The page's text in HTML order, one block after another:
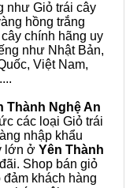
như Giỏ trái cây
hồng trắng
chính hãng uy
như Nhật Bản,
Việt Nam,
Thành Nghệ An
các loại Giỏ trái
nhập khẩu
lớn ở Yên Thành
Shop bán giỏ
khách hàng